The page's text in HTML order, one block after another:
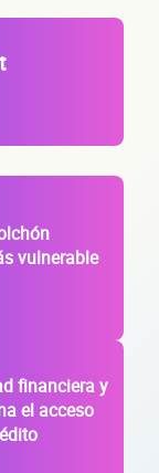
vulnerable
financiera y
el acceso